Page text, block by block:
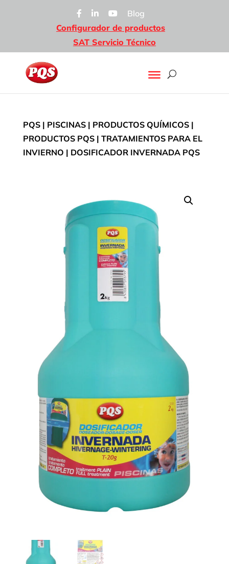
Blog
Configurador de productos
SAT Servicio Técnico
PQS| PISCINAS| PRODUCTOS QUÍMICOS|
PRODUCTOS PQS| TRATAMIENTOS PARA EL
INVIERNO | DOSIFICADOR INVERNADA PQS